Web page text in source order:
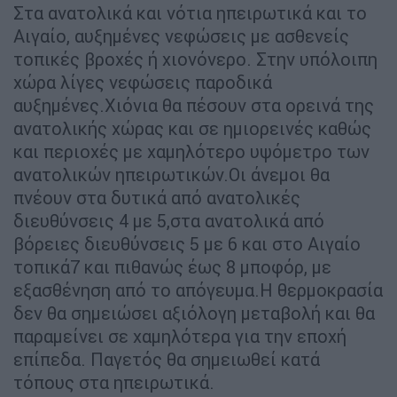
Στα ανατολικά και νότια ηπειρωτικά και το
Αιγαίο, αυξημένες νεφώσεις με ασθενείς
τοπικές βροχές ή χιονόνερο. Στην υπόλοιπη
χώρα λίγες νεφώσεις παροδικά
αυξημένες.Χιόνια θα πέσουν στα ορεινά της
ανατολικής χώρας και σε ημιορεινές καθώς
και περιοχές με χαμηλότερο υψόμετρο των
ανατολικών ηπειρωτικών.Οι άνεμοι θα
πνέουν στα δυτικά από ανατολικές
διευθύνσεις 4 με 5,στα ανατολικά από
βόρειες διευθύνσεις 5 με 6 και στο Αιγαίο
τοπικά7 και πιθανώς έως 8 μποφόρ, με
εξασθένηση από το απόγευμα.Η θερμοκρασία
δεν θα σημειώσει αξιόλογη μεταβολή και θα
παραμείνει σε χαμηλότερα για την εποχή
επίπεδα. Παγετός θα σημειωθεί κατά
τόπους στα ηπειρωτικά.